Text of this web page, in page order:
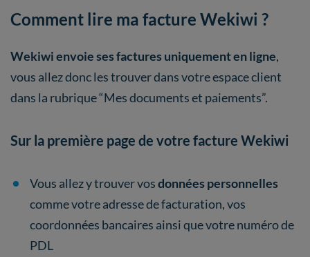
Comment lire ma facture Wekiwi ?
Wekiwi envoie ses factures uniquement en ligne,
vous allez donc les trouver dans votre espace client
dans la rubrique “Mes documents et paiements”.
Sur la première page de votre facture Wekiwi
Vous allez y trouver vosdonnées personnelles
comme votre adresse de facturation, vos
coordonnées bancaires ainsi que votre numéro de
PDL